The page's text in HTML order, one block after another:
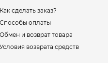
Как сделать заказ?
Способы оплаты
Обмен и возврат товара
Условия возврата средств